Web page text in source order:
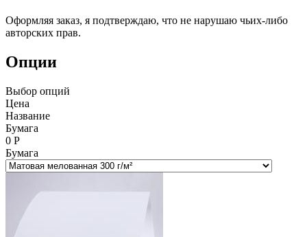
Оформляя заказ, я подтверждаю, что не нарушаю чьих-либо
авторских прав.
Опции
Выбор опций
Цена
Название
Бумага
0 Р
Бумага